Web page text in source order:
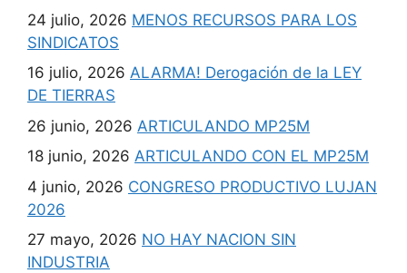
24 julio, 2026 MENOS RECURSOS PARA LOS
SINDICATOS
16 julio, 2026 ALARMA! Derogación de la LEY
DE TIERRAS
26 junio, 2026 ARTICULANDO MP25M
18 junio, 2026 ARTICULANDO CON EL MP25M
4 junio, 2026 CONGRESO PRODUCTIVO LUJAN
2026
27 mayo, 2026 NO HAY NACION SIN
INDUSTRIA